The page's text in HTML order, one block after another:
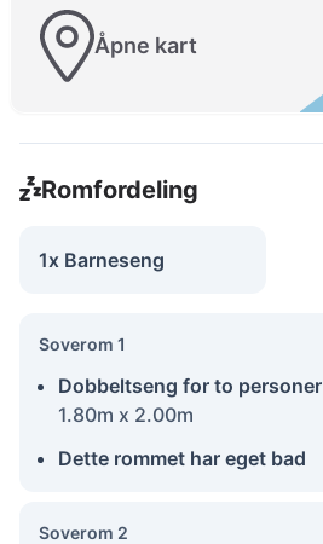
Åpne kart
Romfordeling
1x Barneseng
Soverom 1
Dobbeltseng for to personer
1.80m x 2.00m
Dette rommet har eget bad
Soverom 2